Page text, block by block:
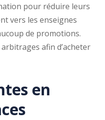
pour réduire leurs
vers les enseignes
de promotions.
afin d’acheter
en